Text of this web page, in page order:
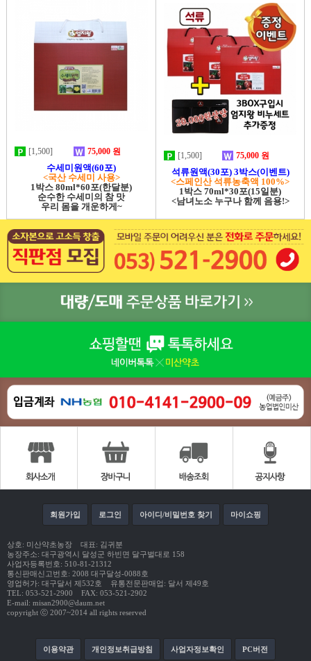
[1,500] 75,000 원
수세미원액(60포)
<국산 수세미 사용>
1박스 80ml*60포(한달분)
순수한 수세미의 참 맛
우리 몸을 개운하게~
[1,500] 75,000 원
석류원액(30포) 3박스(이벤트)
<스페인산 석류농축액 100%>
1박스 70ml*30포(15일분)
<남녀노소 누구나 함께 음용!>
회원가입 로그인 아이디/비밀번호 찾기 마이쇼핑
상호: 미산약초농장 대표: 김귀분
농장주소: 대구광역시 달성군 하빈면 달구벌대로 158
사업자등록번호: 510-81-21312
통신판매신고번호: 2008 대구달성-0088호
영업허가: 대구달서 제532호 유통전문판매업: 달서 제49호
TEL: 053-521-2900 FAX: 053-521-2902
E-mail: misan2900@daum.net
copyright ⓒ 2007~2014 all rights reserved
이용약관 개인정보취급방침 사업자정보확인 PC버전